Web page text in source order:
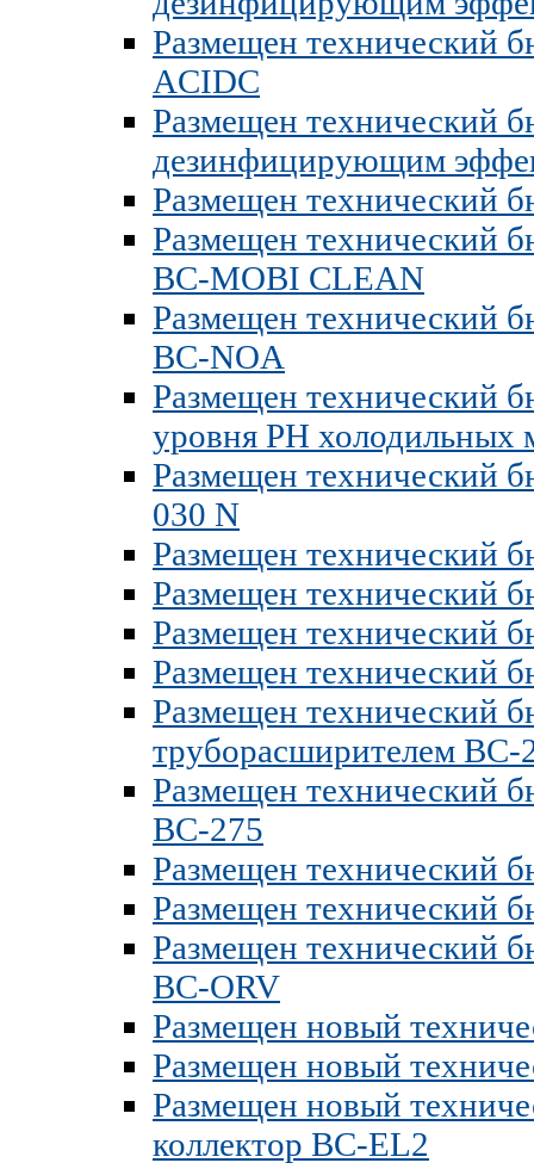
Размещен технический
ACIDC
Размещен технический
дезинфицирующим
Размещен технический
Размещен технический
BC-MOBI CLEAN
Размещен технический
BC-NOA
Размещен технический
уровня РН холодильных
Размещен технический
030 N
Размещен технический
Размещен технический
Размещен технический
Размещен технический
Размещен технический
труборасширителем
Размещен технический
BC-275
Размещен технический
Размещен технический
Размещен технический
BC-ORV
Размещен новый
Размещен новый
Размещен новый
коллектор BC-EL2